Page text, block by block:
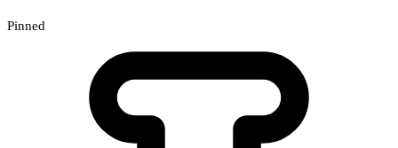
Pinned